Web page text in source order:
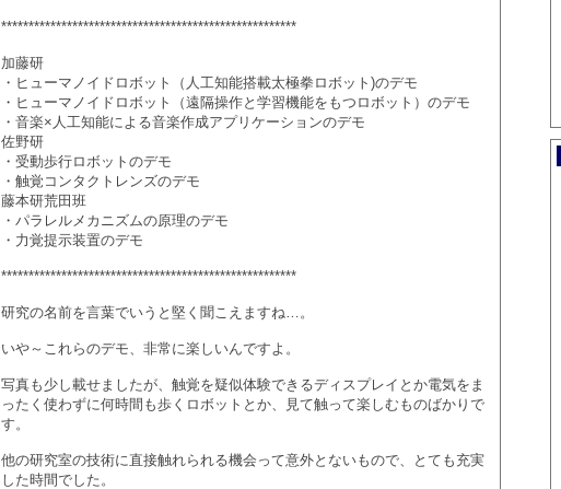
******************************************************
加藤研
・ヒューマノイドロボット（人工知能搭載太極拳ロボット)のデモ
・ヒューマノイドロボット（遠隔操作と学習機能をもつロボット）のデモ
・音楽×人工知能による音楽作成アプリケーションのデモ
佐野研
・受動歩行ロボットのデモ
・触覚コンタクトレンズのデモ
藤本研荒田班
・パラレルメカニズムの原理のデモ
・力覚提示装置のデモ
******************************************************
研究の名前を言葉でいうと堅く聞こえますね…。
いや～これらのデモ、非常に楽しいんですよ。
写真も少し載せましたが、触覚を疑似体験できるディスプレイとか電気をま
ったく使わずに何時間も歩くロボットとか、見て触って楽しむものばかりで
す。
他の研究室の技術に直接触れられる機会って意外とないもので、とても充実
した時間でした。